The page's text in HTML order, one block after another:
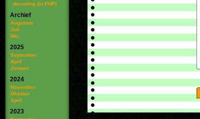
decoding (in PHP)
Archief
Augustus
Juli
Mei
2025
September
April
Januari
2024
November
Oktober
April
2023